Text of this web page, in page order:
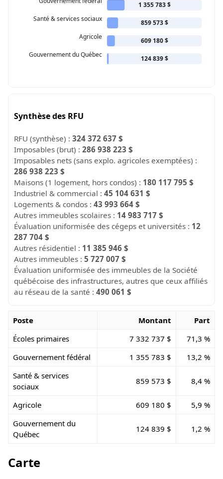
1 355 783 $
Santé & services sociaux
859 573 $
Agricole
609 180 $
Gouvernement du Québec
124 839 $
Synthèse des RFU
RFU (synthèse) :324 372 637 $
Imposables (brut) :286 938 223 $
Imposables nets (sans explo. agricoles exemptées) :
286 938 223 $
Maisons (1 logement, hors condos) : 180 117 795 $
Industriel & commercial :45 104 631 $
Logements & condos :43 993 664 $
Autres immeubles scolaires : 14 983 717 $
Évaluation uniformisée des cégeps et universités : 12
287 704 $
Autres résidentiel : 11 385 946 $
Autres immeubles :5 727 007 $
Évaluation uniformisée des immeubles de la Société
québécoise des infrastructures, autres que ceux affiliés
au réseau de la santé :490 061 $
Poste Montant
Part
Écoles primaires
7 332 737 $
71,3 %
Gouvernement fédéral
1 355 783 $
13,2 %
Santé & services
sociaux
859 573 $ 8,4 %
Agricole 609 180 $
5,9 %
Gouvernement du
Québec
124 839 $ 1,2 %
Carte